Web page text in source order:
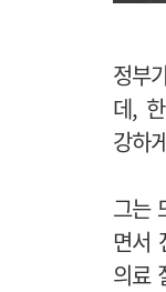
정부
데,
강하
그는
면서
의료